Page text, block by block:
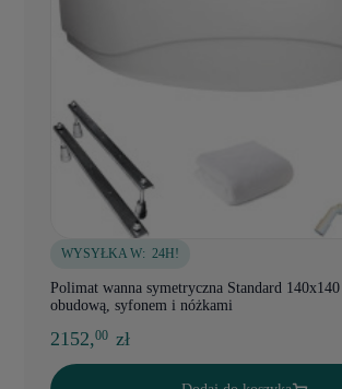
WYSYŁKA W: 24H!
Polimat wanna symetryczna Standard 140x140
obudową, syfonem i nóżkami
2152,00 zł